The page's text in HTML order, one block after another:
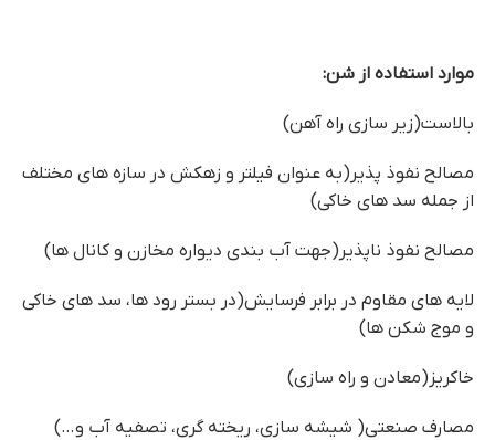
موارد استفاده از شن:
بالاست(زیر سازی راه آهن)
مصالح نفوذ پذیر(به عنوان فیلتر و زهکش در سازه های مختلف
از جمله سد های خاکی)
مصالح نفوذ ناپذیر(جهت آب بندی دیواره مخازن و کانال ها)
لایه های مقاوم در برابر فرسایش(در بستر رود ها، سد های خاکی
و موج شکن ها)
خاکریز(معادن و راه سازی)
مصارف صنعتی( شیشه سازی، ریخته گری، تصفیه آب و…)